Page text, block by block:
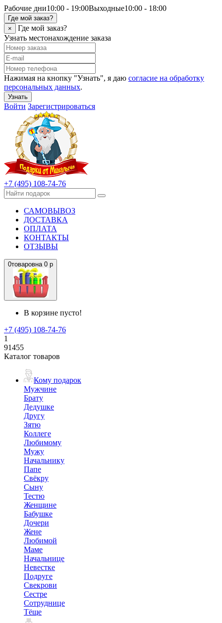
Рабочие дни10:00 - 19:00Выходные10:00 - 18:00
Где мой заказ?
×
Где мой заказ?
Узнать местонахождение заказа
Нажимая на кнопку "Узнать", я даю согласие на обработку
персональных данных.
Узнать
Войти Зарегистрироваться
+7 (495) 108-74-76
САМОВЫВОЗ
ДОСТАВКА
ОПЛАТА
КОНТАКТЫ
ОТЗЫВЫ
0товаровна 0 р
В корзине пусто!
+7 (495) 108-74-76
1
91455
Каталог товаров
Кому подарок
Мужчине
Брату
Дедушке
Другу
Зятю
Коллеге
Любимому
Мужу
Начальнику
Папе
Свёкру
Сыну
Тестю
Женщине
Бабушке
Дочери
Жене
Любимой
Маме
Начальнице
Невестке
Подруге
Свекрови
Сестре
Сотруднице
Тёще